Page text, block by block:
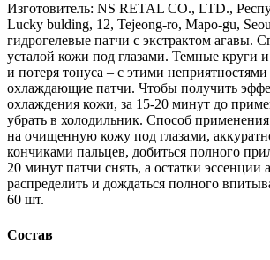
Изготовитель: NS RETAL CO., LTD.,
Lucky bulding, 12, Tejeong-ro, Mapo-gu,
гидрогелевые патчи с экстрактом агавы.
усталой кожи под глазами. Темные круги и
и потеря тонуса – с этими неприятностями
охлаждающие патчи. Чтобы получить
охлаждения кожи, за 15-20 минут до
убрать в холодильник. Способ
на очищенную кожу под глазами,
кончиками пальцев, добиться полного
20 минут патчи снять, а остатки эссенции
распределить и дождаться полного
60 шт.
Состав